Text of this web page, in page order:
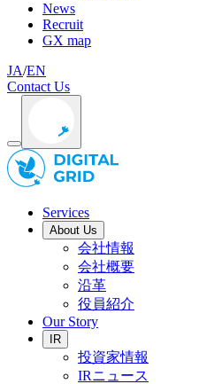
News
Recruit
GX map
JA/EN
Contact Us
Services
About Us
会社情報
会社概要
沿革
役員紹介
Our Story
IR
投資家情報
IRニュース